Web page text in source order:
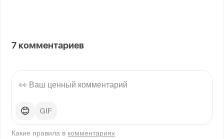
7 комментариев
😊
Какие правила в комментариях